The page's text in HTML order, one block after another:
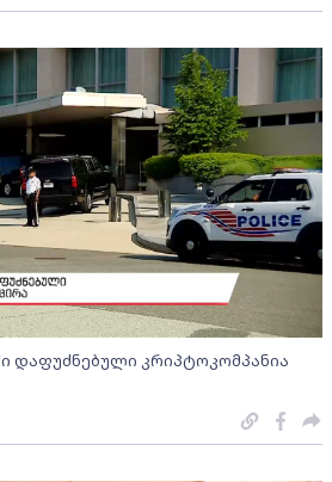
დაფუძნებული კრიპტოკომპანია